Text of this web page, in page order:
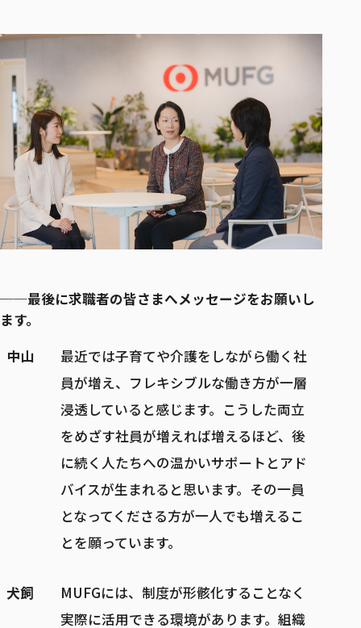
──最後に求職者の皆さまへメッセージをお願いし
ます。
中山
最近では子育てや介護をしながら働く社
員が増え、フレキシブルな働き方が一層
浸透していると感じます。こうした両立
をめざす社員が増えれば増えるほど、後
に続く人たちへの温かいサポートとアド
バイスが生まれると思います。その一員
となってくださる方が一人でも増えるこ
とを願っています。
犬飼
MUFGには、制度が形骸化することなく
実際に活用できる環境があります。組織